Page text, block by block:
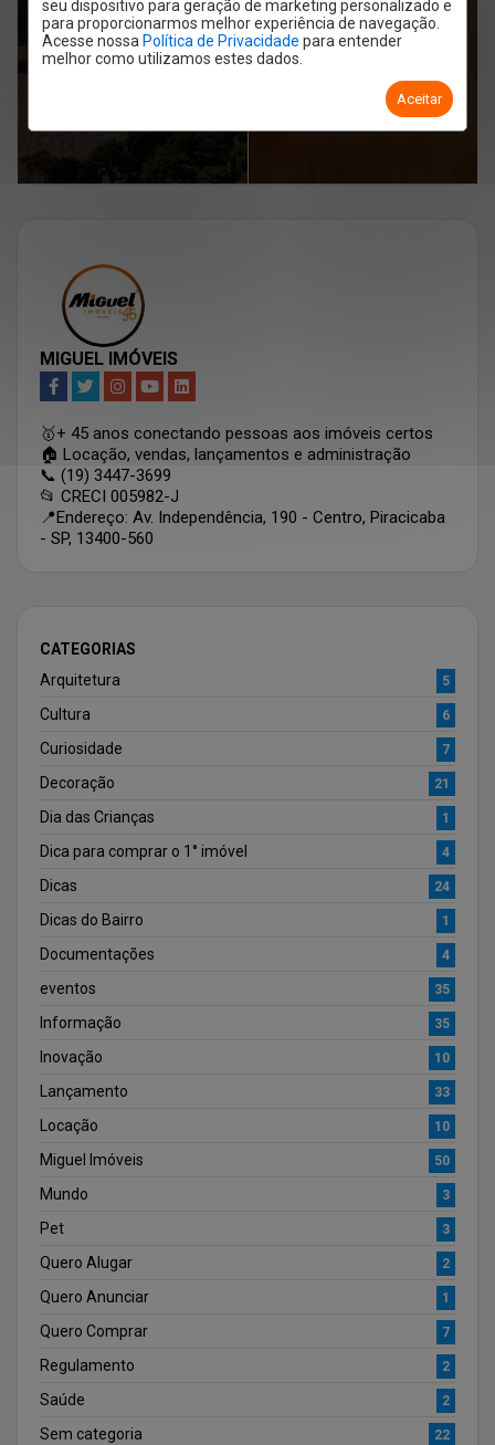
seu dispositivo para geração de marketing personalizado e
para proporcionarmos melhor experiência de navegação.
Acesse nossa Política de Privacidade para entender
melhor como utilizamos estes dados.
Aceitar
Fatores que Estão
Valorizando os
Imóveis na Cidade (e
Entenda as garantias
de alugue, e escolha
a melhor para sua
locação de imóvel.
MIGUEL IMÓVEIS
🥇+ 45 anos conectando pessoas aos imóveis certos
🏠 Locação, vendas, lançamentos e administração
📞 (19) 3447-3699
📂 CRECI 005982-J
📍Endereço: Av. Independência, 190 - Centro, Piracicaba
- SP, 13400-560
CATEGORIAS
Arquitetura
5
Cultura 6
Curiosidade 7
Decoração 21
Dia das Crianças 1
Dica para comprar o 1° imóvel 4
Dicas 24
Dicas do Bairro 1
Documentações 4
eventos 35
Informação 35
Inovação 10
Lançamento 33
Locação 10
Miguel Imóveis 50
Mundo 3
Pet 3
Quero Alugar 2
Quero Anunciar 1
Quero Comprar 7
Regulamento 2
Saúde 2
Sem categoria 22